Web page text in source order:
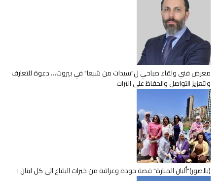
معرض فني ولقاء صباحي ل"سيدات من شبعا" في بيروت… دعوة للتعارف
ولتعزيز التواصل والحفاظ على التراث
(بالصور)"ألبان المنارة" قصة جودة وعراقة من خيرات البقاع الى كل لبنان !